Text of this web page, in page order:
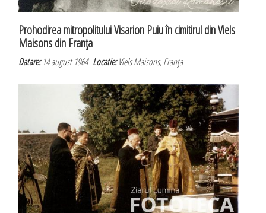
Prohodirea mitropolitului Visarion Puiu în cimitirul din Viels
Maisons din Franţa
Datare:14 august 1964Locatie:Viels Maisons, Franţa